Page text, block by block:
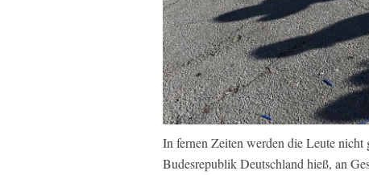
In fernen Zeiten werden die Leute nicht
Budesrepublik Deutschland hieß, an